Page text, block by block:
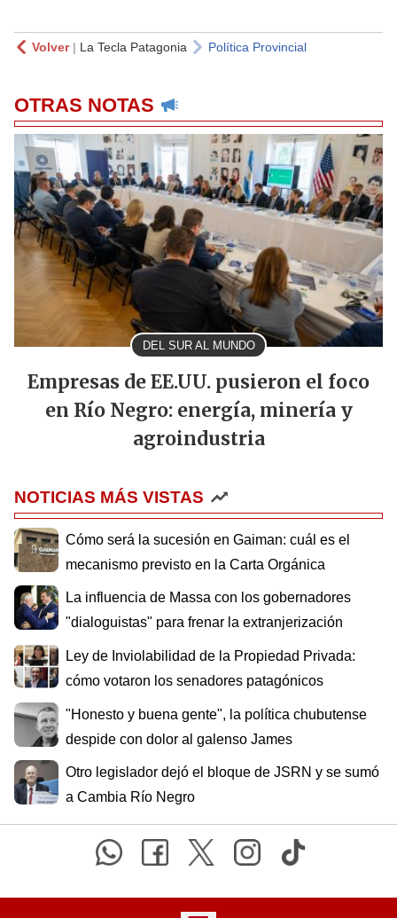
Volver| La Tecla Patagonia Política Provincial
OTRAS NOTAS
DEL SUR AL MUNDO
Empresas de EE.UU. pusieron el foco
en Río Negro: energía, minería y
agroindustria
NOTICIAS MÁS VISTAS
Cómo será la sucesión en Gaiman: cuál es el
mecanismo previsto en la Carta Orgánica
La influencia de Massa con los gobernadores
"dialoguistas" para frenar la extranjerización
Ley de Inviolabilidad de la Propiedad Privada:
cómo votaron los senadores patagónicos
"Honesto y buena gente", la política chubutense
despide con dolor al galenso James
Otro legislador dejó el bloque de JSRN y se sumó
a Cambia Río Negro